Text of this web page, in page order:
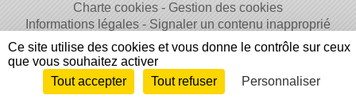
Charte cookies
Gestion des cookies
Informations légales
Signaler un contenu inapproprié
Envie de participer ? Connexion
Ce site utilise des cookies et vous donne le contrôle sur ceux
que vous souhaitez activer
Tout accepter
Tout refuser Personnaliser